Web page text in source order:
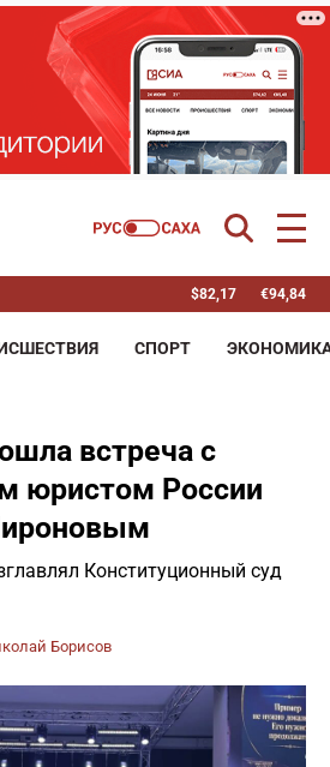
$82,17 €94,84
СПОРТ
встреча с
юристом России
Конституционный суд
Борисов